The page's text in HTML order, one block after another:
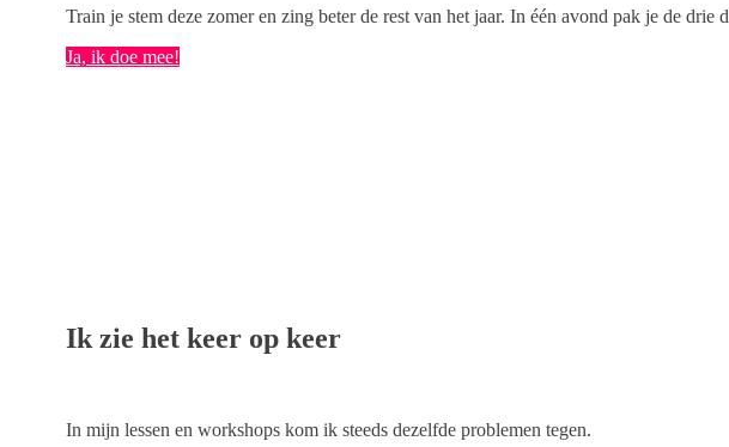
Train je stem deze zomer en zing beter de rest van het jaar. In één avond pak je de
Ja, ik doe mee!
Ik zie het keer op keer
In mijn lessen en workshops kom ik steeds dezelfde problemen tegen.